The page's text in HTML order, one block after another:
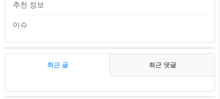
추천 정보
이슈
최근 글 최근 댓글
최